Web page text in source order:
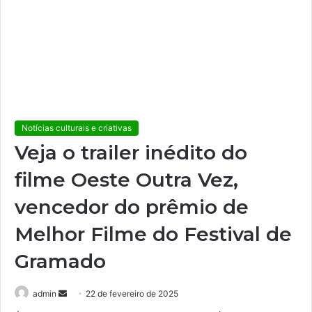
Notícias culturais e criativas
Veja o trailer inédito do
filme Oeste Outra Vez,
vencedor do prêmio de
Melhor Filme do Festival de
Gramado
admin 22 de fevereiro de 2025